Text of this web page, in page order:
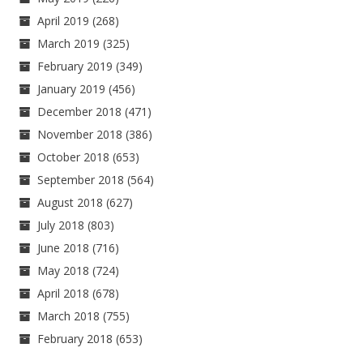
April 2019 (268)
March 2019 (325)
February 2019 (349)
January 2019 (456)
December 2018 (471)
November 2018 (386)
October 2018 (653)
September 2018 (564)
August 2018 (627)
July 2018 (803)
June 2018 (716)
May 2018 (724)
April 2018 (678)
March 2018 (755)
February 2018 (653)